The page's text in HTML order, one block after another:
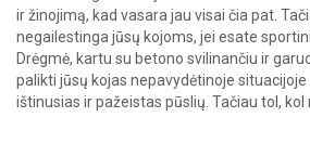
ir žinojimą, kad vasara jau visai čia pat.
negailestinga jūsų kojoms, jei esate
Drėgmė, kartu su betono svilinančiu ir
palikti jūsų kojas nepavydėtinoje situacijoje
ištinusias ir pažeistas pūslių. Tačiau tol, kol